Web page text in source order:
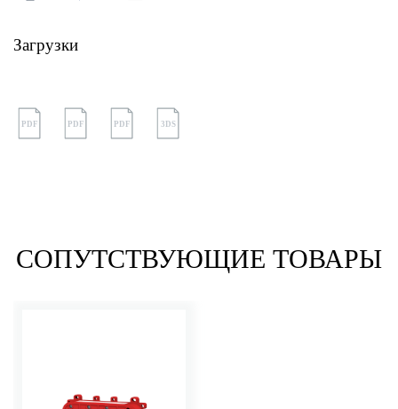
Загрузки
PDF PDF PDF 3DS
СОПУТСТВУЮЩИЕ ТОВАРЫ